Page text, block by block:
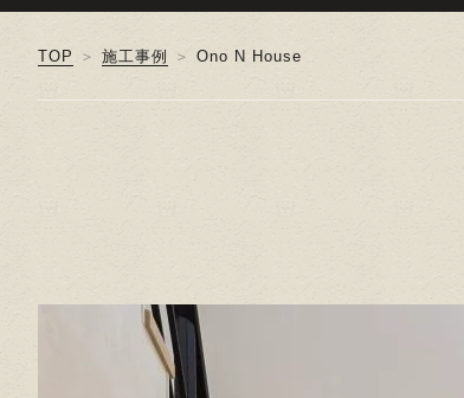
TOP 施工事例 Ono N House